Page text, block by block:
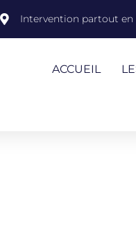
Intervention partout en
ACCUEIL